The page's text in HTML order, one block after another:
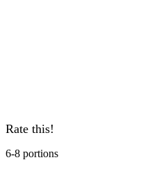
Rate this!
6-8 portions